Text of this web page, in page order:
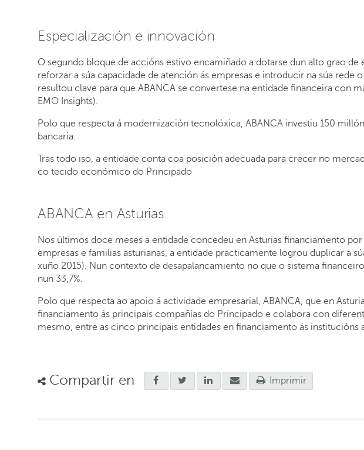
Especialización e innovación
O segundo bloque de accións estivo encamiñado a dotarse dun alto grao
reforzar a súa capacidade de atención ás empresas e introducir na súa
resultou clave para que ABANCA se convertese na entidade financeira con
EMO Insights).
Polo que respecta á modernización tecnolóxica, ABANCA investiu 150
bancaria.
Tras todo iso, a entidade conta coa posición adecuada para crecer no
co tecido económico do Principado
ABANCA en Asturias
Nos últimos doce meses a entidade concedeu en Asturias financiamento
empresas e familias asturianas, a entidade practicamente logrou duplicar a
xuño 2015). Nun contexto de desapalancamiento no que o sistema
nun 33,7%.
Polo que respecta ao apoio á actividade empresarial, ABANCA, que en
financiamento ás principais compañías do Principado e colabora con
mesmo, entre as cinco principais entidades en financiamento ás institucións
Compartir en Imprimir